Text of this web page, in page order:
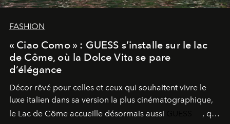
FASHION
« Ciao Como » : GUESS s’installe sur le lac
de Côme, où la Dolce Vita se pare
d’élégance
Décor rêvé pour celles et ceux qui souhaitent vivre le
luxe italien dans sa version la plus cinématographique,
le Lac de Côme accueille désormais aussi
, qui